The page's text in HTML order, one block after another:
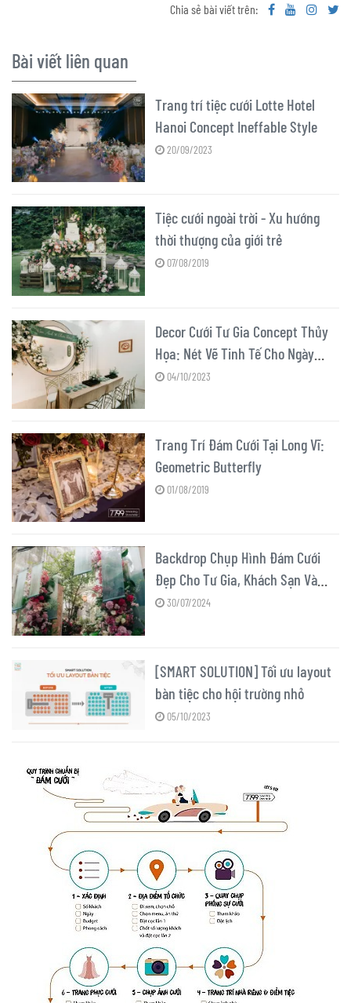
Chia sẻ bài viết trên:
Bài viết liên quan
Trang trí tiệc cưới Lotte Hotel
Hanoi Concept Ineffable Style
20/09/2023
Tiệc cưới ngoài trời - Xu hướng
thời thượng của giới trẻ
07/08/2019
Decor Cưới Tư Gia Concept Thủy
Họa: Nét Vẽ Tinh Tế Cho Ngày
Chung Đôi
04/10/2023
Trang Trí Đám Cưới Tại Long Vĩ:
Geometric Butterfly
01/08/2019
Backdrop Chụp Hình Đám Cưới
Đẹp Cho Tư Gia, Khách Sạn Và
Ngoài Trời
30/07/2024
[SMART SOLUTION] Tối ưu layout
bàn tiệc cho hội trường nhỏ
05/10/2023